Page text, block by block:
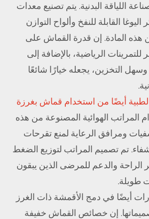
اللياقة البدنية. يتم تصنيع معدات
القابلة للنفخ وألواح التوازن
هذه المادة. إن قدرة القماش على
الرياضية، بالإضافة إلى
التخزين، يجعله خيارًا شائعًا
أيضًا من استخدام قماش بغرزة
المراتب الهوائية المصنوعة من هذه
ومرافق الرعاية لمنع تقرحات
تم تصميم المراتب لتوزيع الضغط
الراحة والدعم للمرضى الذين يبقون
طويلة.
أيضًا في دمج الأقمشة ذات الغرز
إن خصائص القماش خفيفة